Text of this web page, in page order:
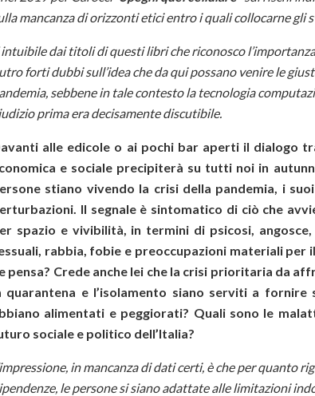
mancanza di orizzonti etici entro i quali collocarne gli
intuibile dai titoli di questi libri che riconosco
forti dubbi sull’idea che da qui possano venire le
sebbene in tale contesto la tecnologia
prima era decisamente discutibile.
alle edicole o ai pochi bar aperti il dialogo
e sociale precipiterà su tutti noi in
stiano vivendo la crisi della pandemia, i
Il segnale è sintomatico di ciò che
spazio e vivibilità, in termini di psicosi,
rabbia, fobie e preoccupazioni materiali
pensa? Crede anche lei che la crisi prioritaria da
quarantena e l’isolamento siano serviti a
alimentati e peggiorati? Quali sono le
sociale e politico dell’Italia?
in mancanza di dati certi, è che per quanto
le persone si siano adattate alle limitazioni